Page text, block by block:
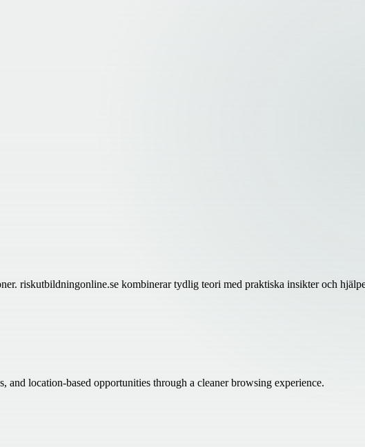
riskutbildningonline.se kombinerar tydlig teori med praktiska insikter och
and location-based opportunities through a cleaner browsing experience.